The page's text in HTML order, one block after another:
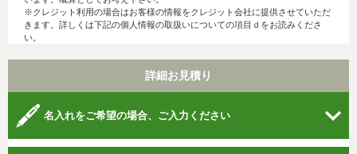
※クレジット利用の場合はお客様の情報をクレジット会社に提供させていただ
きます。詳しくは下記の個人情報の取扱いについての項目ｄをお読みくださ
い。
詳細お見積り
名入れをご希望の場合、ご入力ください